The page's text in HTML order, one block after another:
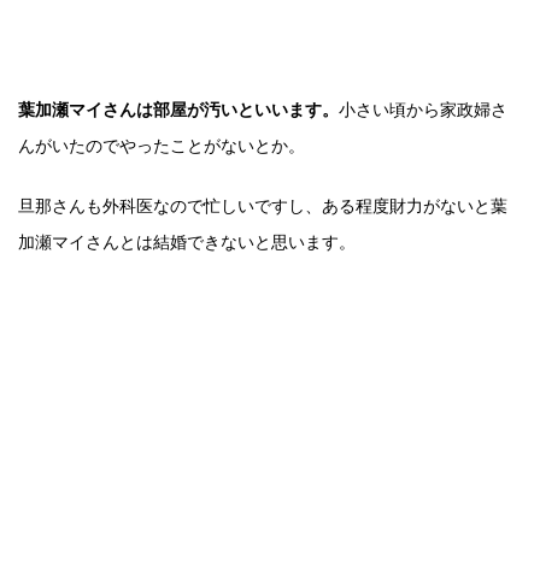
葉加瀬マイさんは部屋が汚いといいます。 小さい頃から家政婦さ
んがいたのでやったことがないとか。
旦那さんも外科医なので忙しいですし、ある程度財力がないと葉
加瀬マイさんとは結婚できないと思います。